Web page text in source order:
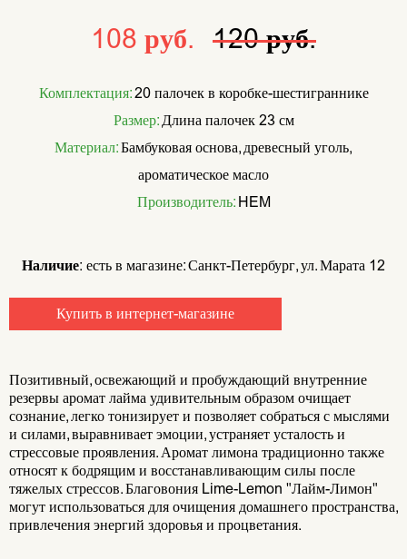
108 руб.
120 руб.
Комплектация:20 палочек в коробке-шестиграннике
Размер:Длина палочек 23 см
Материал:Бамбуковая основа, древесный уголь,
ароматическое масло
Производитель:HEM
Наличие: есть в магазине: Санкт-Петербург, ул. Марата 12
Купить в интернет-магазине
Позитивный, освежающий и пробуждающий внутренние
резервы аромат лайма удивительным образом очищает
сознание, легко тонизирует и позволяет собраться с мыслями
и силами, выравнивает эмоции, устраняет усталость и
стрессовые проявления. Аромат лимона традиционно также
относят к бодрящим и восстанавливающим силы после
тяжелых стрессов. Благовония Lime-Lemon "Лайм-Лимон"
могут использоваться для очищения домашнего пространства,
привлечения энергий здоровья и процветания.